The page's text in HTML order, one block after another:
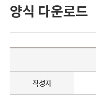
양식 다운로드
작성자